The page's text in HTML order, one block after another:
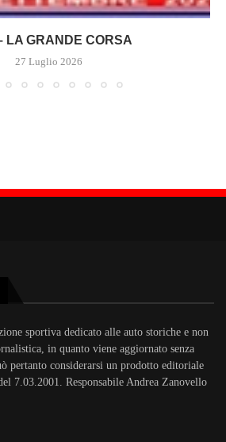
LA GRANDE CORSA
27 Luglio 2026
sportiva dedicato alle auto storiche e non
in quanto viene aggiornato senza
pertanto considerarsi un prodotto editoriale
7.03.2001. Responsabile Andrea Zanovello